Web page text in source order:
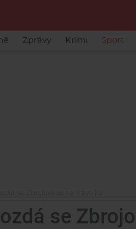
Zprávy Krimi Sport
se